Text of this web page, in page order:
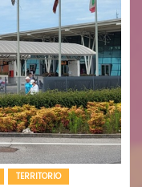
TERRITORIO